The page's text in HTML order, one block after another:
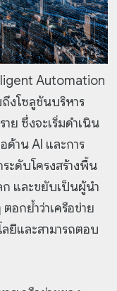
Automation
งโซลูชันบริหาร
าย ซึ่งจะเริ่มดำเนิน
ด้าน AI และการ
ะดับโครงสร้างพื้น
ก และขยับเป็นผู้นำ
อกย้ำว่าเครือข่าย
ยีและสามารถตอบ